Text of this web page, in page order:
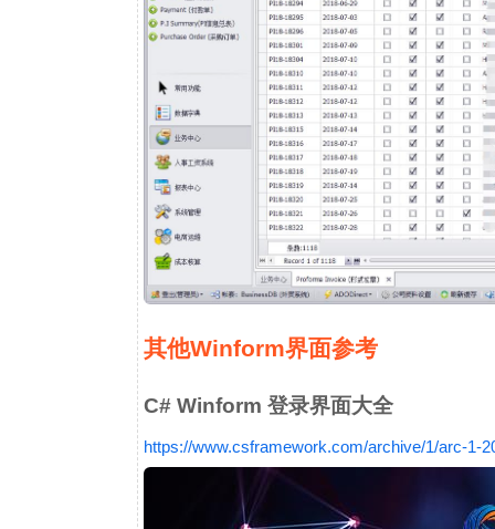
其他Winform界面参考
C# Winform 登录界面大全
https://www.csframework.com/archive/1/arc-1-